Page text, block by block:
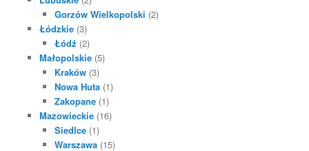
Gorzów Wielkopolski (2)
Łódzkie(3)
Łódź (2)
Małopolskie(5)
Kraków (3)
Nowa Huta (1)
Zakopane (1)
Mazowieckie(16)
Siedlce (1)
Warszawa (15)